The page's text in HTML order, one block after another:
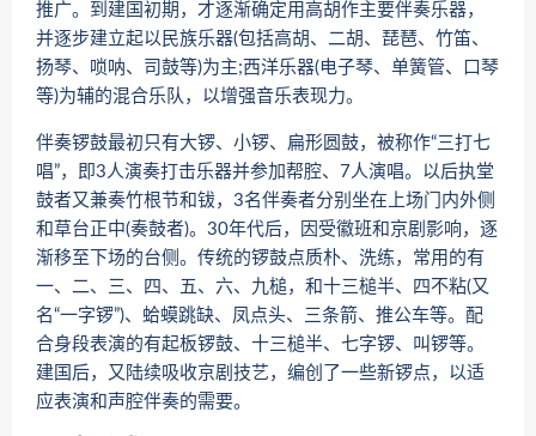
推广。到建国初期，才逐渐确定用高胡作主要伴奏乐器，
并逐步建立起以民族乐器(包括高胡、二胡、琵琶、竹笛、
扬琴、唢呐、司鼓等)为主;西洋乐器(电子琴、单簧管、口琴
等)为辅的混合乐队，以增强音乐表现力。
伴奏锣鼓最初只有大锣、小锣、扁形圆鼓，被称作“三打七
唱”，即3人演奏打击乐器并参加帮腔、7人演唱。以后执堂
鼓者又兼奏竹根节和钹，3名伴奏者分别坐在上场门内外侧
和草台正中(奏鼓者)。30年代后，因受徽班和京剧影响，逐
渐移至下场的台侧。传统的锣鼓点质朴、洗练，常用的有
一、二、三、四、五、六、九槌，和十三槌半、四不粘(又
名“一字锣”)、蛤蟆跳缺、凤点头、三条箭、推公车等。配
合身段表演的有起板锣鼓、十三槌半、七字锣、叫锣等。
建国后，又陆续吸收京剧技艺，编创了一些新锣点，以适
应表演和声腔伴奏的需要。